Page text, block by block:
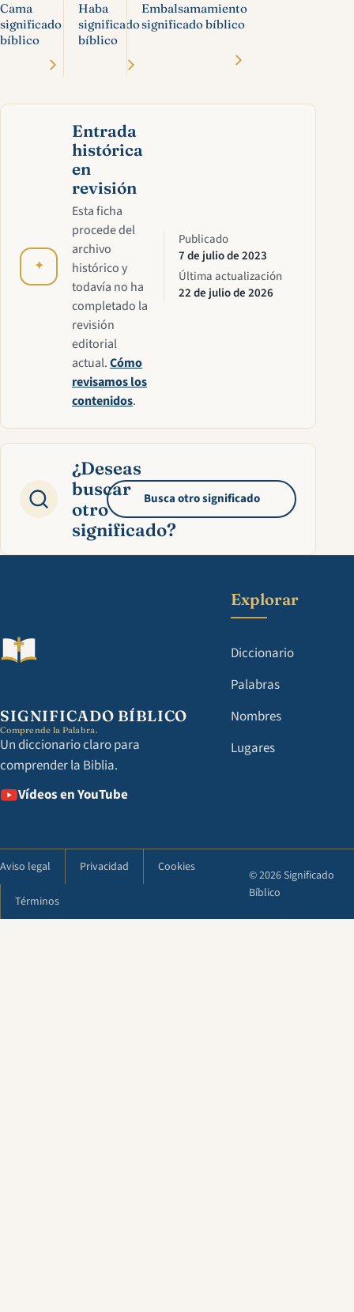
Cama
significado
bíblico
Haba
significado
bíblico
Embalsamamiento
significado bíblico
✦
Entrada
histórica
en
revisión
Esta ficha
procede del
archivo
histórico y
todavía no ha
completado la
revisión
editorial
actual.Cómo
revisamos los
contenidos.
Publicado
7 de julio de 2023
Última actualización
22 de julio de 2026
¿Deseas
buscar
otro
significado?
Busca otro significado
SIGNIFICADO BÍBLICO
Comprende la Palabra.
Un diccionario claro para
comprender la Biblia.
Vídeos en YouTube
Explorar
Diccionario
Palabras
Nombres
Lugares
Aviso legal Privacidad Cookies
Términos
© 2026 Significado
Bíblico